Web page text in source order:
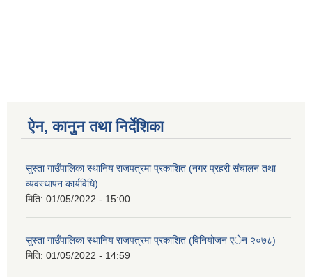
ऐन, कानुन तथा निर्देशिका
सुस्ता गाउँपालिका स्थानिय राजपत्रमा प्रकाशित (नगर प्रहरी संचालन तथा
व्यवस्थापन कार्यविधि)
मिति: 01/05/2022 - 15:00
सुस्ता गाउँपालिका स्थानिय राजपत्रमा प्रकाशित (विनियोजन एेन २०७८)
मिति: 01/05/2022 - 14:59